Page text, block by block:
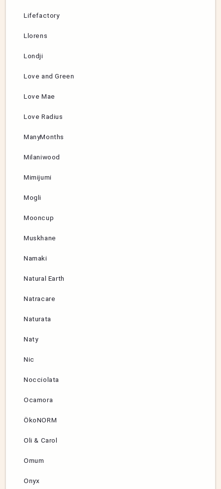
Lifefactory
Llorens
Londji
Love and Green
Love Mae
Love Radius
ManyMonths
Milaniwood
Mimijumi
Mogli
Mooncup
Muskhane
Namaki
Natural Earth
Natracare
Naturata
Naty
Nic
Nocciolata
Ocamora
ÖkoNORM
Oli & Carol
Omum
Onyx